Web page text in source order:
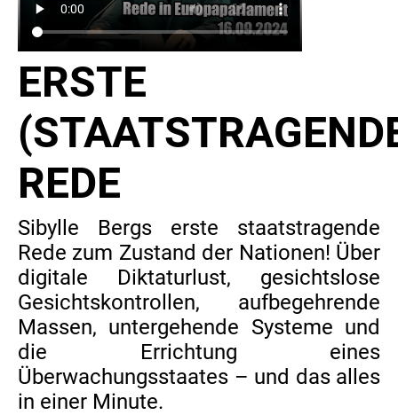
ERSTE
REDE
Sibylle Bergs erste staatstragende
Rede zum Zustand der Nationen! Über
digitale Diktaturlust, gesichtslose
Gesichtskontrollen, aufbegehrende
Massen, untergehende Systeme und
die Errichtung eines
Überwachungsstaates – und das alles
in einer Minute.